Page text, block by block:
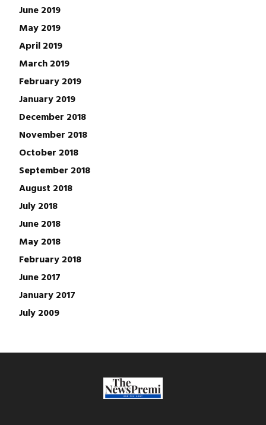
June 2019
May 2019
April 2019
March 2019
February 2019
January 2019
December 2018
November 2018
October 2018
September 2018
August 2018
July 2018
June 2018
May 2018
February 2018
June 2017
January 2017
July 2009